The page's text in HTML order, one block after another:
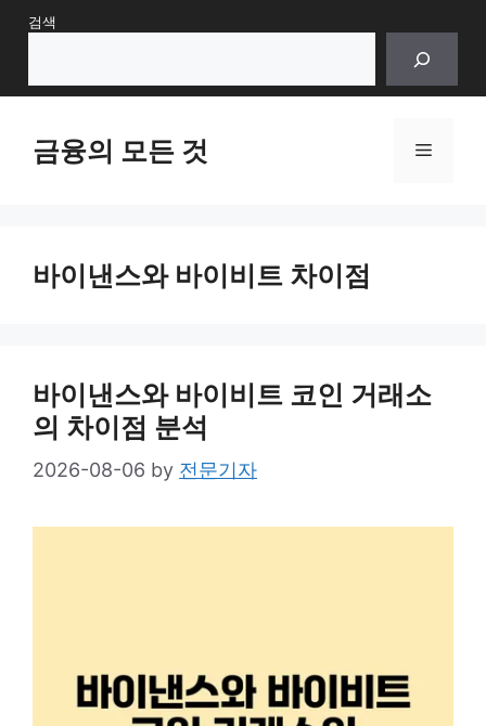
Skip검색
금융의 모든 것 Menu
바이낸스와 바이비트 차이점
바이낸스와 바이비트 코인 거래소
의 차이점 분석
2026-08-06 by 전문기자